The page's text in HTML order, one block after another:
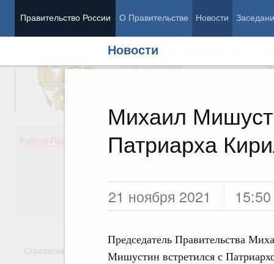
Правительство России О Правительстве Новости
Новости
Михаил
Патриарха
21 ноября 2021 15:50
Председатель Правительства
Мишустин встретился с
Председатель Правительства
Вице-премьеры
Работа Правительства
Демография
Здоровье
Общество
Государство
Стратегии Государственные программы